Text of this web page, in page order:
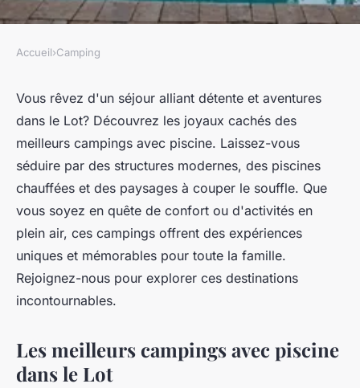
CAMPING
Découvrez le camping idéal
avec piscine dans le lot
Youssef •31 juillet 2024•4 min de lecture
Accueil›Camping
Vous rêvez d'un séjour alliant détente et aventures
dans le Lot? Découvrez les joyaux cachés des
meilleurs campings avec piscine. Laissez-vous
séduire par des structures modernes, des piscines
chauffées et des paysages à couper le souffle. Que
vous soyez en quête de confort ou d'activités en
plein air, ces campings offrent des expériences
uniques et mémorables pour toute la famille.
Rejoignez-nous pour explorer ces destinations
incontournables.
Les meilleurs campings avec piscine
dans le Lot